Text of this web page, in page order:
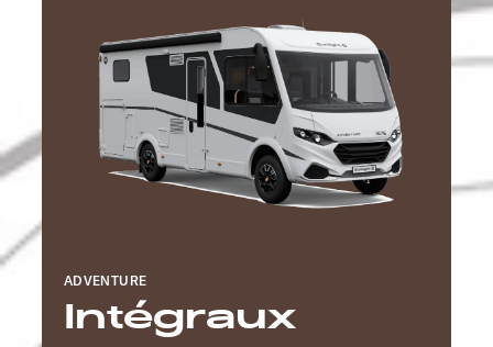
Intégraux
ADVENTURE